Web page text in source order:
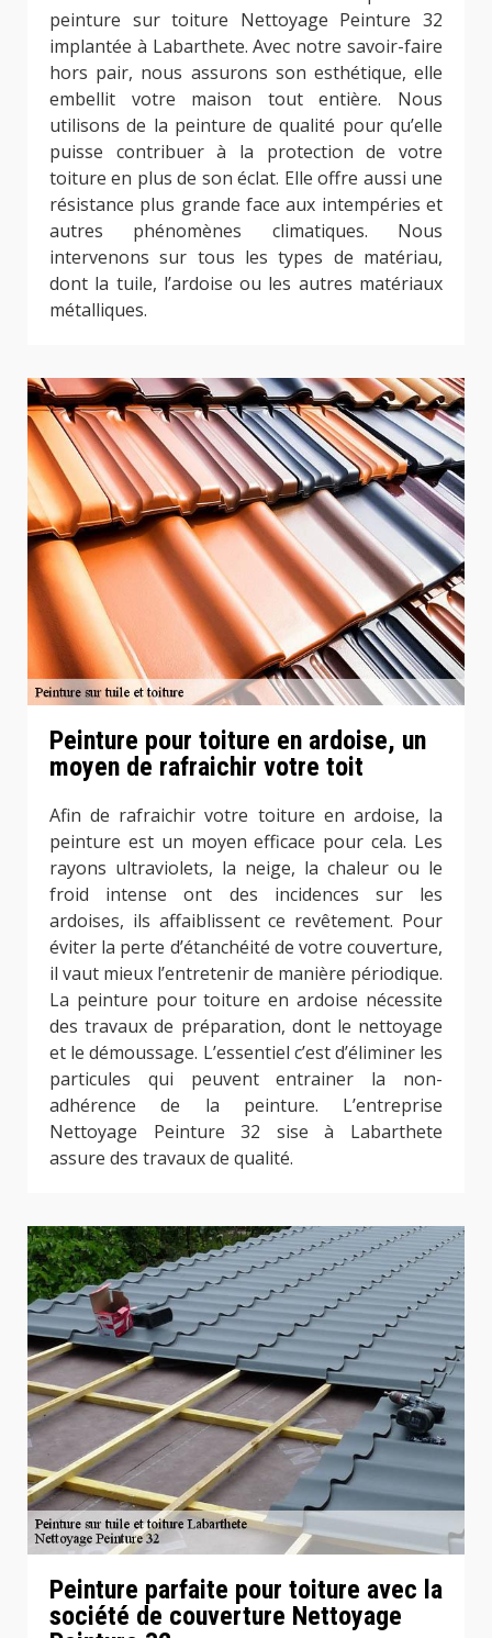
peinture sur toiture Nettoyage Peinture 32
implantée à Labarthete. Avec notre savoir-faire
hors pair, nous assurons son esthétique, elle
embellit votre maison tout entière. Nous
utilisons de la peinture de qualité pour qu’elle
puisse contribuer à la protection de votre
toiture en plus de son éclat. Elle offre aussi une
résistance plus grande face aux intempéries et
autres phénomènes climatiques. Nous
intervenons sur tous les types de matériau,
dont la tuile, l’ardoise ou les autres matériaux
métalliques.
Peinture pour toiture en ardoise, un
moyen de rafraichir votre toit
Afin de rafraichir votre toiture en ardoise, la
peinture est un moyen efficace pour cela. Les
rayons ultraviolets, la neige, la chaleur ou le
froid intense ont des incidences sur les
ardoises, ils affaiblissent ce revêtement. Pour
éviter la perte d’étanchéité de votre couverture,
il vaut mieux l’entretenir de manière périodique.
La peinture pour toiture en ardoise nécessite
des travaux de préparation, dont le nettoyage
et le démoussage. L’essentiel c’est d’éliminer les
particules qui peuvent entrainer la non-
adhérence de la peinture. L’entreprise
Nettoyage Peinture 32 sise à Labarthete
assure des travaux de qualité.
Peinture parfaite pour toiture avec la
société de couverture Nettoyage